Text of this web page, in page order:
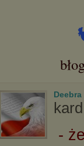
Deebra
-